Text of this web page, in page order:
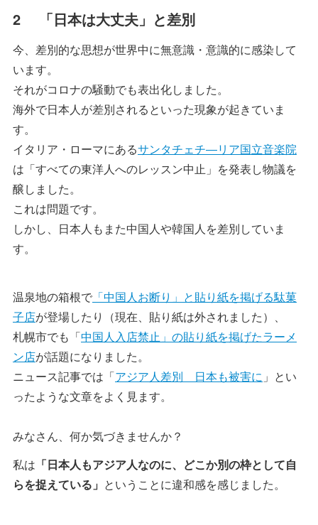
2 「日本は大丈夫」と差別
今、差別的な思想が世界中に無意識・意識的に感染して
います。
それがコロナの騒動でも表出化しました。
海外で日本人が差別されるといった現象が起きていま
す。
イタリア・ローマにあるサンタチェチ―リア国立音楽院
は「すべての東洋人へのレッスン中止」を発表し物議を
醸しました。
これは問題です。
しかし、日本人もまた中国人や韓国人を差別していま
す。
温泉地の箱根で 「中国人お断り」と貼り紙を掲げる駄菓
子店が登場したり（現在、貼り紙は外されました）、
札幌市でも「中国人入店禁止」の貼り紙を掲げたラーメ
ン店が話題になりました。
ニュース記事では「アジア人差別 日本も被害に 」とい
ったような文章をよく見ます。
みなさん、何か気づきませんか？
私は 「日本人もアジア人なのに、どこか別の枠として自
らを捉えている」 ということに違和感を感じました。